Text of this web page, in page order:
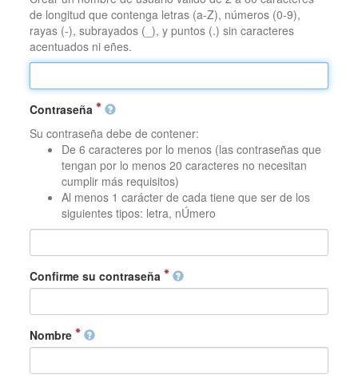
de longitud que contenga letras (a-Z), números (0-9),
rayas (-), subrayados (_), y puntos (.) sin caracteres
acentuados ni eñes.
Contraseña
Su contraseña debe de contener:
De 6 caracteres por lo menos (las contraseñas que
tengan por lo menos 20 caracteres no necesitan
cumplir más requisitos)
Al menos 1 carácter de cada tiene que ser de los
siguientes tipos: letra, nÚmero
Confirme su contraseña
Nombre